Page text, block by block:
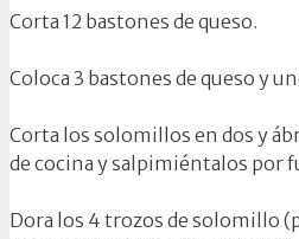
Corta 12 bastones de queso.
Coloca 3 bastones de queso y
Corta los solomillos en dos y
de cocina y salpimiéntalos por
Dora los 4 trozos de solomillo